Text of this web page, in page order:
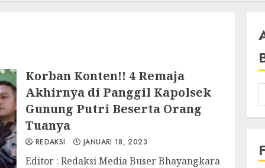
Korban Konten!! 4 Remaja
Akhirnya di Panggil Kapolsek
Gunung Putri Beserta Orang
Tuanya
REDAKSI JANUARI 18, 2023
Editor : Redaksi Media Buser Bhayangkara